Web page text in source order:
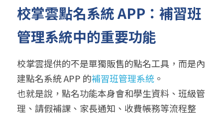
校掌雲點名系統 APP：補習班
管理系統中的重要功能
校掌雲提供的不是單獨販售的點名工具，而是內
建點名系統 APP 的補習班管理系統 。
也就是說，點名功能本身會和學生資料、班級管
理、請假補課、家長通知、收費帳務等流程整